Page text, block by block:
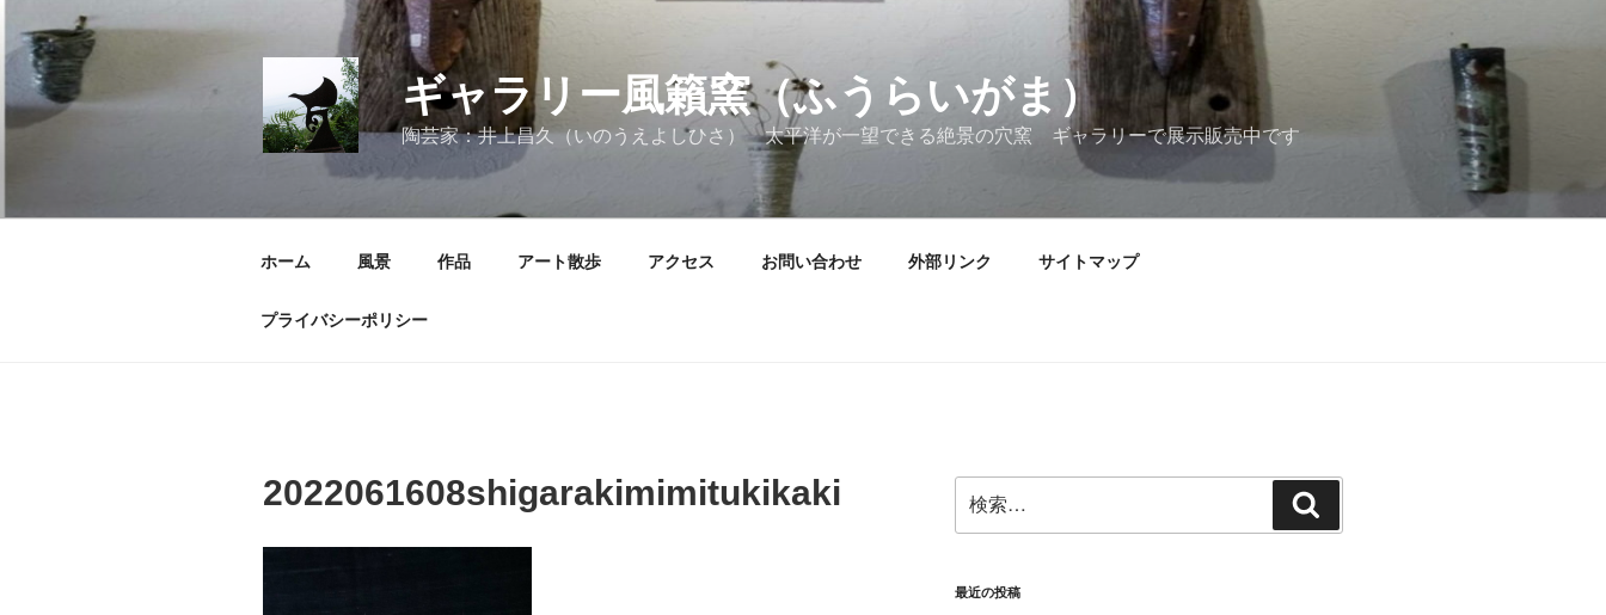
ン
ツ
キ
ギャラリー風籟窯（ふうらいがま）
陶芸家：井上昌久（いのうえよしひさ） 太平洋が一望できる絶景の穴窯 ギャラリーで展示販売中です
ホーム 風景 作品 アート散歩 アクセス お問い合わせ 外部リンク サイトマップ
プライバシーポリシー
2022061608shigarakimimitukikaki
索:
索
最近の投稿